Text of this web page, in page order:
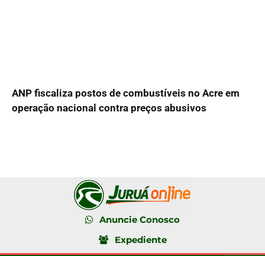
ANP fiscaliza postos de combustíveis no Acre em
operação nacional contra preços abusivos
Anuncie Conosco
Expediente